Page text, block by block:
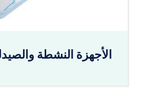
الأجهزة النشطة